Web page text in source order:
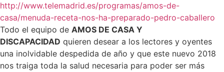
http://www.telemadrid.es/programas/amos-de-
casa/menuda-receta-nos-ha-preparado-pedro-caballero
Todo el equipo de AMOS DE CASA Y
DISCAPACIDAD quieren desear a los lectores y oyentes
una inolvidable despedida de año y que este nuevo 2018
nos traiga toda la salud necesaria para poder ser más